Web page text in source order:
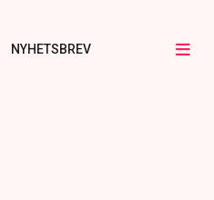
NYHETSBREV